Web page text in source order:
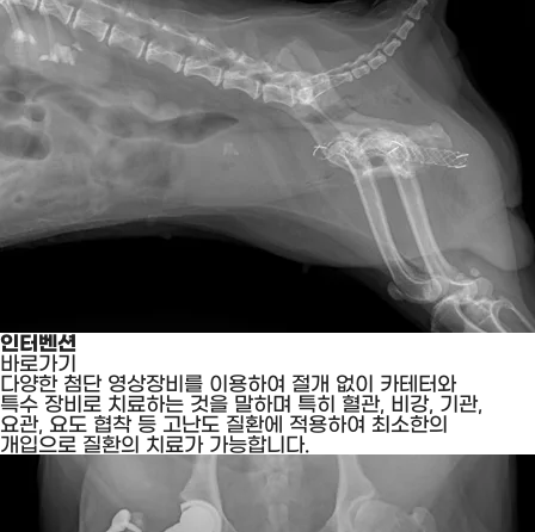
인터벤션
바로가기
다양한 첨단 영상장비를 이용하여 절개 없이 카테터와
특수 장비로 치료하는 것을 말하며 특히 혈관, 비강, 기관,
요관, 요도 협착 등 고난도 질환에 적용하여 최소한의
개입으로 질환의 치료가 가능합니다.